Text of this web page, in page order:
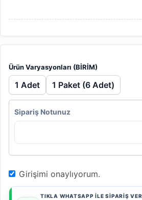
Ürün Varyasyonları (BİRİM)
1 Adet 1 Paket (6 Adet)
Sipariş Notunuz
Girişimi onaylıyorum.
TIKLA WHATSAPP İLE SİPARİŞ VER